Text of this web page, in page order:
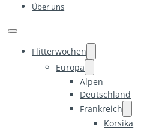
Über uns
Flitterwochen
Europa
Alpen
Deutschland
Frankreich
Korsika